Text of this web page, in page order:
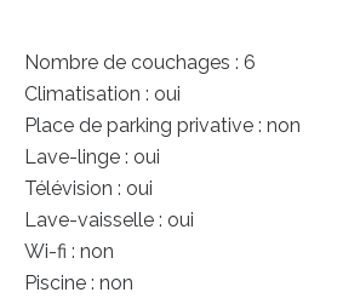
Nombre de couchages : 6
Climatisation : oui
Place de parking privative : non
Lave-linge : oui
Télévision : oui
Lave-vaisselle : oui
Wi-fi : non
Piscine : non